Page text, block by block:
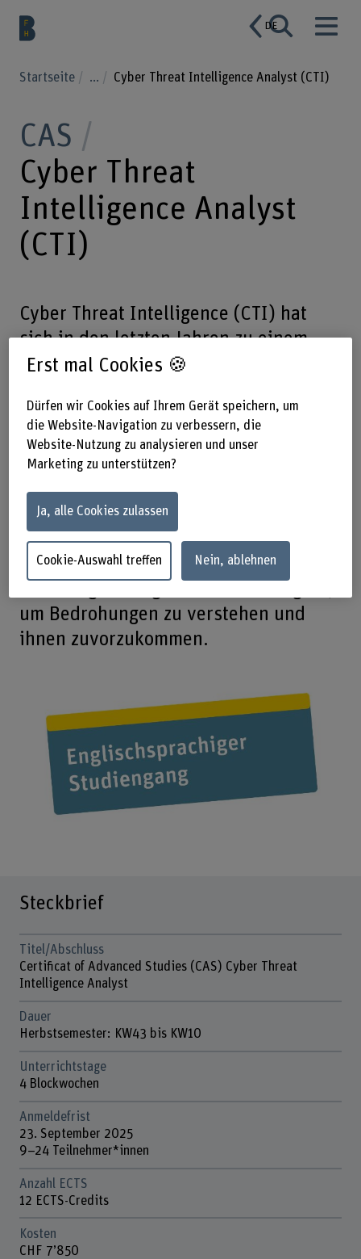
DE
Startseite ... Cyber Threat Intelligence Analyst (CTI)
CAS
Cyber Threat
Intelligence Analyst
(CTI)
Cyber Threat Intelligence (CTI) hat
sich in den letzten Jahren zu einem
zentralen Element und Instrument der
entwickelt.
CTI richtet Ihren Blick auf das, was
ausserhalb der eigenen
Unternehmenswelt (und des eigenen
Netzwerks) geschieht und liefert ein
operatives und strategisches Wissen,
um Bedrohungen zu verstehen und
ihnen zuvorzukommen.
Steckbrief
Titel/Abschluss
Certificat of Advanced Studies (CAS) Cyber Threat
Intelligence Analyst
Dauer
Herbstsemester: KW43 bis KW10
Unterrichtstage
4 Blockwochen
Anmeldefrist
23. September 2025
9–24 Teilnehmer*innen
Anzahl ECTS
12 ECTS-Credits
Kosten
CHF 7’850
Erst mal Cookies 🍪
Dürfen wir Cookies auf Ihrem Gerät speichern, um
die Website-Navigation zu verbessern, die
Website-Nutzung zu analysieren und unser
Marketing zu unterstützen?
Ja, alle Cookies zulassen
Cookie-Auswahl treffen Nein, ablehnen